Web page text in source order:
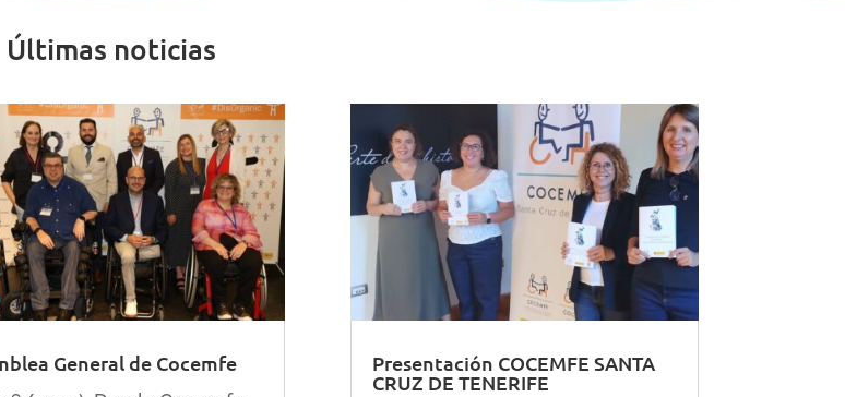
Últimas noticias
General de Cocemfe Presentación COCEMFE SANTA
CRUZ DE TENERIFE